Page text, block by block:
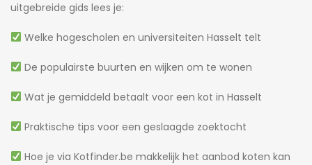
uitgebreide gids lees je:
Welke hogescholen en universiteiten Hasselt telt
De populairste buurten en wijken om te wonen
Wat je gemiddeld betaalt voor een kot in Hasselt
Praktische tips voor een geslaagde zoektocht
Hoe je via Kotfinder.be makkelijk het aanbod koten kan